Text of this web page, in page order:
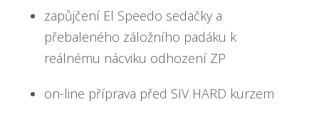
zapůjčení El Speedo sedačky a
přebaleného záložního padáku k
reálnému nácviku odhození ZP
on-line příprava před SIV HARD kurzem